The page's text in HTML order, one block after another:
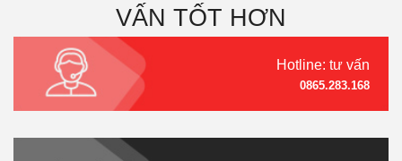
VẤN TỐT HƠN
Hotline: tư vấn
0865.283.168